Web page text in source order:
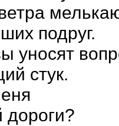
подруг.
уносят
стук.
дороги?